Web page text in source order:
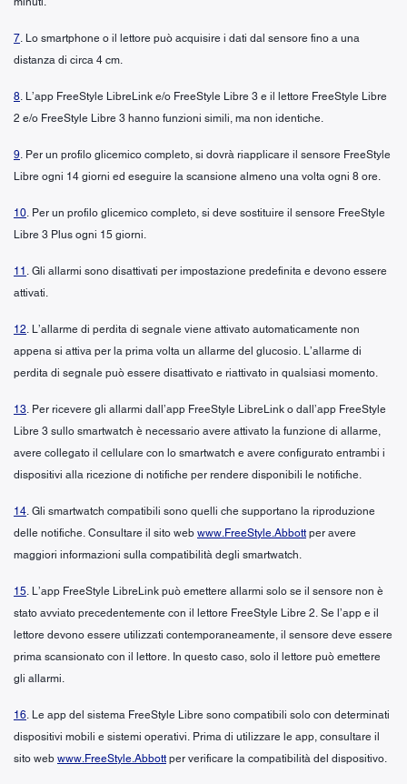
7. Lo smartphone o il lettore può acquisire i dati dal sensore fino a una
distanza di circa 4 cm.
8. L’app FreeStyle LibreLink e/o FreeStyle Libre 3 e il lettore FreeStyle Libre
2 e/o FreeStyle Libre 3 hanno funzioni simili, ma non identiche.
9. Per un profilo glicemico completo, si dovrà riapplicare il sensore FreeStyle
Libre ogni 14 giorni ed eseguire la scansione almeno una volta ogni 8 ore.
10. Per un profilo glicemico completo, si deve sostituire il sensore FreeStyle
Libre 3 Plus ogni 15 giorni.
11 . Gli allarmi sono disattivati per impostazione predefinita e devono essere
attivati.
12. L’allarme di perdita di segnale viene attivato automaticamente non
appena si attiva per la prima volta un allarme del glucosio. L’allarme di
perdita di segnale può essere disattivato e riattivato in qualsiasi momento.
13. Per ricevere gli allarmi dall’app FreeStyle LibreLink o dall’app FreeStyle
Libre 3 sullo smartwatch è necessario avere attivato la funzione di allarme,
avere collegato il cellulare con lo smartwatch e avere configurato entrambi i
dispositivi alla ricezione di notifiche per rendere disponibili le notifiche.
14. Gli smartwatch compatibili sono quelli che supportano la riproduzione
delle notifiche. Consultare il sito web www.FreeStyle.Abbott per avere
maggiori informazioni sulla compatibilità degli smartwatch.
15. L’app FreeStyle LibreLink può emettere allarmi solo se il sensore non è
stato avviato precedentemente con il lettore FreeStyle Libre 2. Se l’app e il
lettore devono essere utilizzati contemporaneamente, il sensore deve essere
prima scansionato con il lettore. In questo caso, solo il lettore può emettere
gli allarmi.
16. Le app del sistema FreeStyle Libre sono compatibili solo con determinati
dispositivi mobili e sistemi operativi. Prima di utilizzare le app, consultare il
sito web www.FreeStyle.Abbott per verificare la compatibilità del dispositivo.